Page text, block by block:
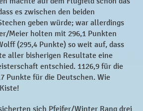
es zwischen den beiden
geben würde; war allerdings
Meier holten mit 296,1 Punkten
(295,4 Punkte) so weit auf, dass
aller bisherigen Resultate eine
entschied. 1126,9 für die
Punkte für die Deutschen. Wie
sich Pfeifer/Winter Rang drei